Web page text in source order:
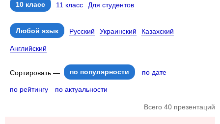
10 класс 11 класс Для студентов
Любой язык Русский Украинский Казахский
Английский
Сортировать — по популярности по дате
по рейтингу по актуальности
Всего 40 презентаций